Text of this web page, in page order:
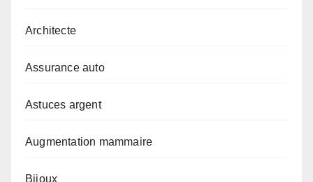
Architecte
Assurance auto
Astuces argent
Augmentation mammaire
Bijoux